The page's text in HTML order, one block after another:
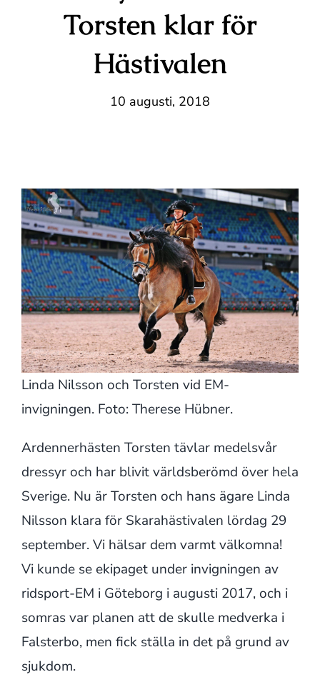
Torsten klar för
Hästivalen
10 augusti, 2018
Linda Nilsson och Torsten vid EM-
invigningen. Foto: Therese Hübner.
Ardennerhästen Torsten tävlar medelsvår
dressyr och har blivit världsberömd över hela
Sverige. Nu är Torsten och hans ägare Linda
Nilsson klara för Skarahästivalen lördag 29
september. Vi hälsar dem varmt välkomna!
Vi kunde se ekipaget under invigningen av
ridsport-EM i Göteborg i augusti 2017, och i
somras var planen att de skulle medverka i
Falsterbo, men fick ställa in det på grund av
sjukdom.